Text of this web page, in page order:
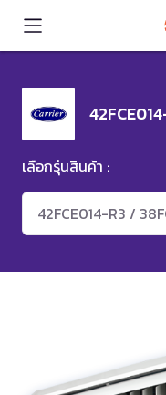
เลือกรุ่นสินค้า :
42FCE014-R3 /